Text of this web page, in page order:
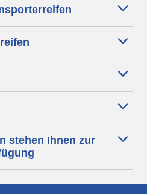
stehen Ihnen zur